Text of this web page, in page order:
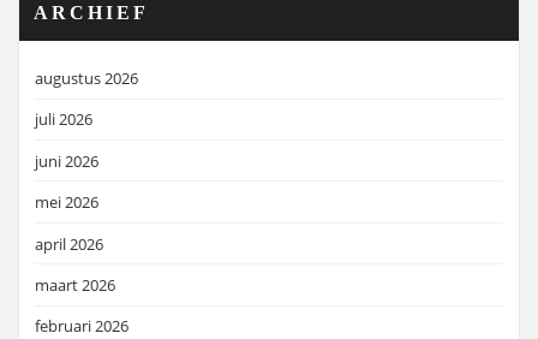
ARCHIEF
augustus 2026
juli 2026
juni 2026
mei 2026
april 2026
maart 2026
februari 2026